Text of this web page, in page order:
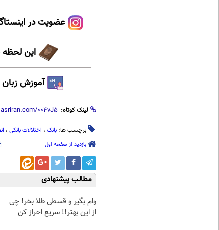
عضویت در
این لحظه
آموزش زبان
لینک کوتاه:
برچسب ها: بانک ، اختلالات بانکی ،
بازدید از صفحه اول
مطالب پیشنهادی
وام بگیر و قسطی طلا بخر! چی
از این بهتر!! سریع احراز کن